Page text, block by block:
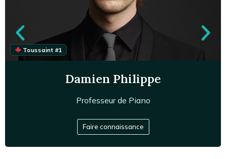
Pianiste et Professeur d’Enseignement Artistique, il a
enseigné au CRD de Noisiel, et enseigne depuis 2025
Toussaint #1
Damien Philippe
Professeur de Piano
Faire connaissance